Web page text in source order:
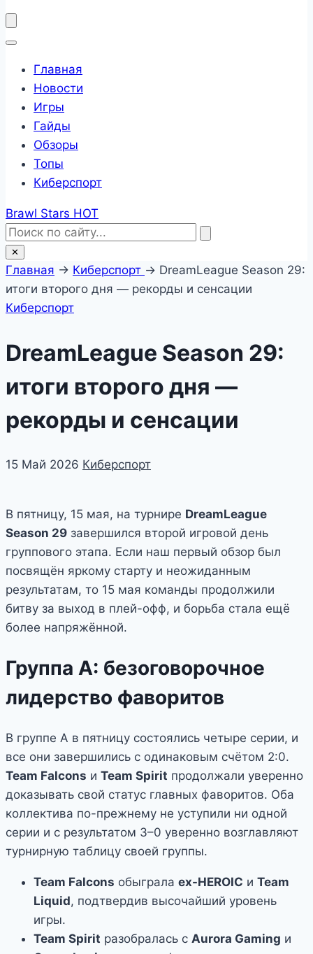
Главная
Новости
Игры
Гайды
Обзоры
Топы
Киберспорт
Brawl Stars HOT
✕
Главная → Киберспорт → DreamLeague Season 29:
итоги второго дня — рекорды и сенсации
Киберспорт
DreamLeague Season 29:
итоги второго дня —
рекорды и сенсации
15 Май 2026 Киберспорт
В пятницу, 15 мая, на турнире DreamLeague
Season 29 завершился второй игровой день
группового этапа. Если наш первый обзор был
посвящён яркому старту и неожиданным
результатам, то 15 мая команды продолжили
битву за выход в плей-офф, и борьба стала ещё
более напряжённой.
Группа А: безоговорочное
лидерство фаворитов
В группе А в пятницу состоялись четыре серии, и
все они завершились с одинаковым счётом 2:0.
Team Falcons и Team Spirit продолжали уверенно
доказывать свой статус главных фаворитов. Оба
коллектива по-прежнему не уступили ни одной
серии и с результатом 3–0 уверенно возглавляют
турнирную таблицу своей группы.
Team Falcons обыграла ex-HEROIC и Team
Liquid, подтвердив высочайший уровень
игры.
Team Spirit разобралась с Aurora Gaming и